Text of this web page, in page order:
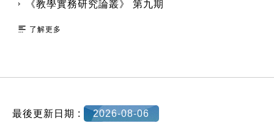
《教學實務研究論叢》 第九期
了解更多
最後更新日期 : 2026-08-06